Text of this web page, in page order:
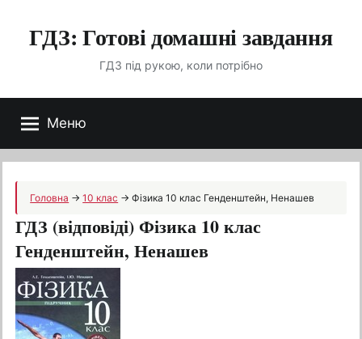
ГДЗ: Готові домашні завдання
ГДЗ під рукою, коли потрібно
Меню
Головна →10 клас →Фізика 10 клас Генденштейн, Ненашев
ГДЗ (відповіді) Фізика 10 клас
Генденштейн, Ненашев